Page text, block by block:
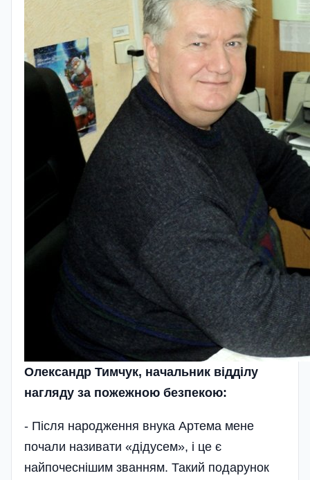
Олександр Тимчук, начальник відділу
нагляду за пожежною безпекою:
- Після народження внука Артема мене
почали називати «дідусем», і це є
найпочеснішим званням. Такий подарунок